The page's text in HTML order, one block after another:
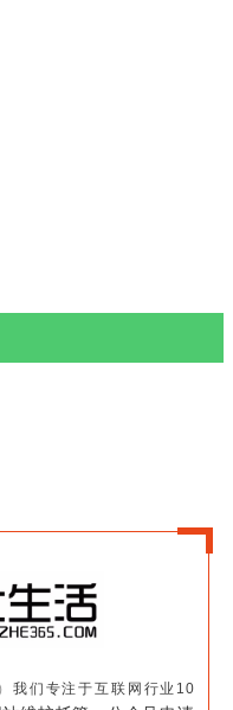
我们专注于互联网行业10